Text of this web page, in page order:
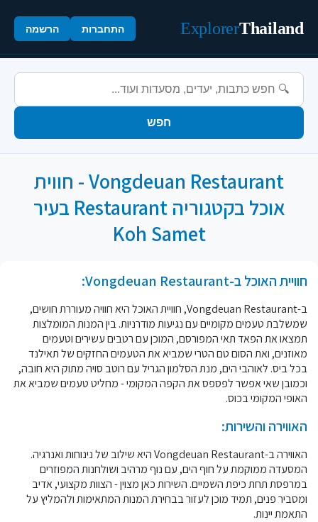
Thailand
Explorer התחברות הרשמה
חפש
Vongdeuan Restaurant - חווית
אוכל בקטגוריה Restaurant בעיר
Koh Samet
חוויית האוכל ב-Vongdeuan Restaurant:
ב-Vongdeuan Restaurant, חוויית האוכל היא חוויה מעוררת חושים,
שמשלבת טעמים מקומיים עם נגיעות מודרניות. בין המנות המומלצות
תמצאו את הפאד תאי המפורסם, המוכן עם רטבים עשירים וטעמים
מאוזנים, ואת הסום טם הטרי שמביא את הטעמים החזקים של תאילנד
בכל ביס. לאוהבי הים, מנת הסלמון הגריל עם רוטב סויה מתוק היא חובה,
וכמובן שאי אפשר לפספס את הקפה המקומי - מחליט טעמים שמביא את
האופי המקומי בכוס.
האווירה והשירות:
האווירה ב-Vongdeuan Restaurant היא שילוב של נינוחות ואנרגיה.
המסעדה ממוקמת על חוף הים, עם נוף מרהיב ושולחנות המפוזרים
במרפסת תחת כיפת השמיים. השירות כאן מצוין - הצוות מקצועי, אדיב
ומסביר פנים, תמיד מוכן לעזור בבחירת המנות המתאימות ולהמליץ על
התאמת יינות.